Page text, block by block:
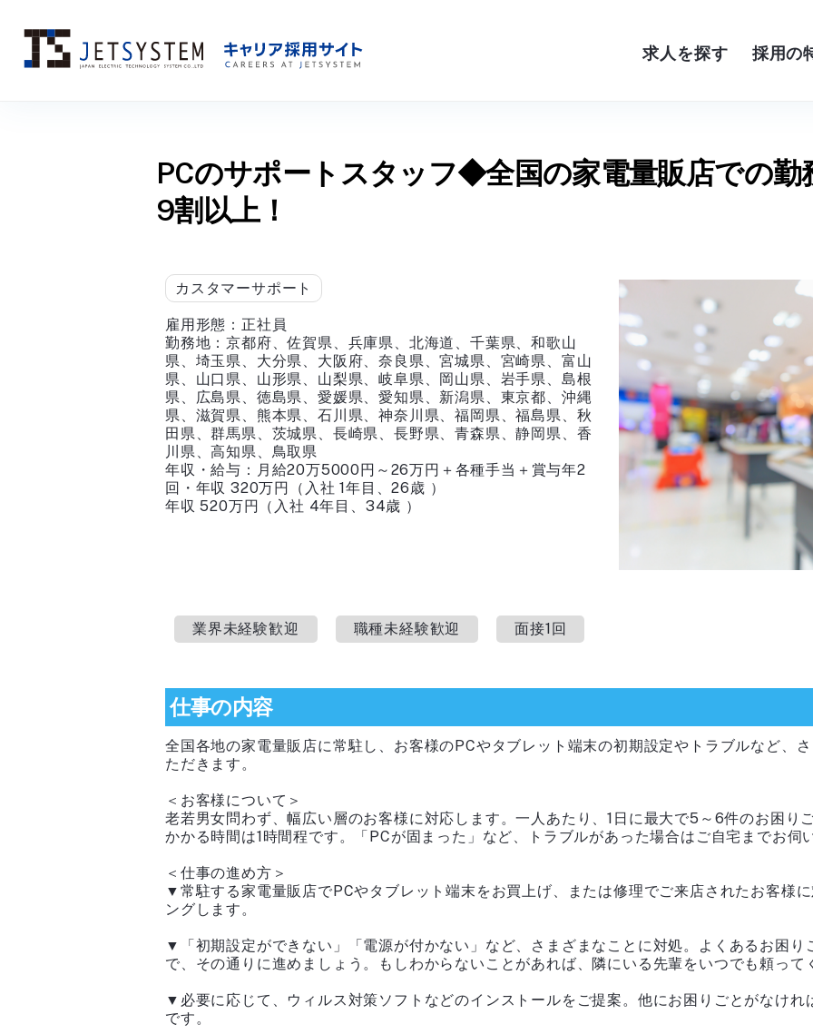
求人を探す 採用の
PCのサポートスタッフ◆全国の家電量販店での勤
9割以上！
カスタマーサポート
雇用形態： 正社員
勤務地：京都府、佐賀県、兵庫県、北海道、千葉県、和歌山
県、埼玉県、大分県、大阪府、奈良県、宮城県、宮崎県、富山
県、山口県、山形県、山梨県、岐阜県、岡山県、岩手県、島根
県、広島県、徳島県、愛媛県、愛知県、新潟県、東京都、沖縄
県、滋賀県、熊本県、石川県、神奈川県、福岡県、福島県、秋
田県、群馬県、茨城県、長崎県、長野県、青森県、静岡県、香
川県、高知県、鳥取県
年収・給与： 月給20万5000円～26万円＋各種手当＋賞与年2
回・年収 320万円（入社 1年目、26歳 ）
年収 520万円（入社 4年目、34歳 ）
業界未経験歓迎 職種未経験歓迎 面接1回
仕事の内容
全国各地の家電量販店に常駐し、お客様のPCやタブレット端末の初期設定やトラブルなど、
ただきます。
＜お客様について＞
老若男女問わず、幅広い層のお客様に対応します。一人あたり、1日に最大で5～6件のお困り
かかる時間は1時間程です。「PCが固まった」など、トラブルがあった場合はご自宅までお伺
＜仕事の進め方＞
▼常駐する家電量販店でPCやタブレット端末をお買上げ、または修理でご来店されたお客様
ングします。
▼「初期設定ができない」「電源が付かない」など、さまざまなことに対処。よくあるお困り
で、その通りに進めましょう。もしわからないことがあれば、隣にいる先輩をいつでも頼って
▼必要に応じて、ウィルス対策ソフトなどのインストールをご提案。他にお困りごとがなけれ
です。